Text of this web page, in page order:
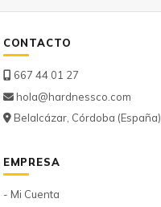
CONTACTO
667 44 01 27
hola@hardnessco.com
Belalcázar, Córdoba (España)
EMPRESA
- Mi Cuenta